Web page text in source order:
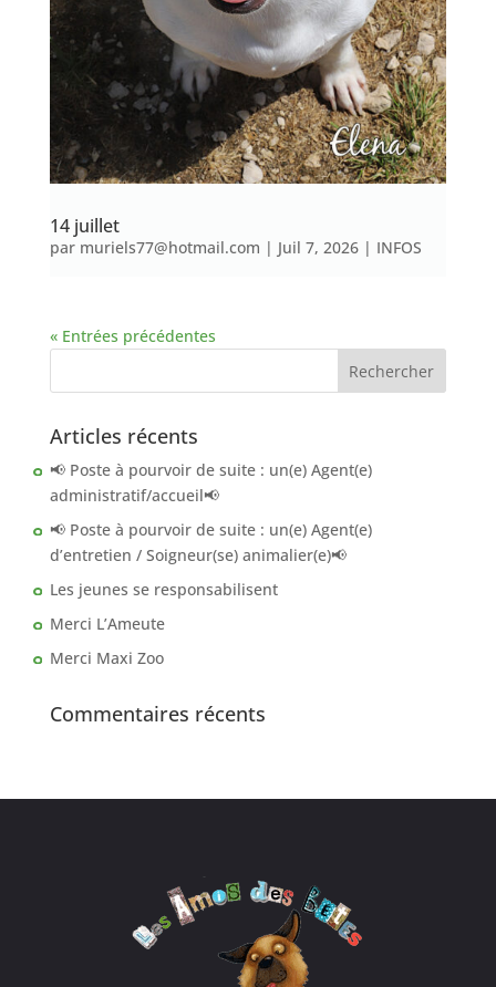
14 juillet
par muriels77@hotmail.com | Juil 7, 2026| INFOS
« Entrées précédentes
Articles récents
📢 Poste à pourvoir de suite : un(e) Agent(e)
administratif/accueil📢
📢 Poste à pourvoir de suite : un(e) Agent(e)
d’entretien / Soigneur(se) animalier(e)📢
Les jeunes se responsabilisent
Merci L’Ameute
Merci Maxi Zoo
Commentaires récents